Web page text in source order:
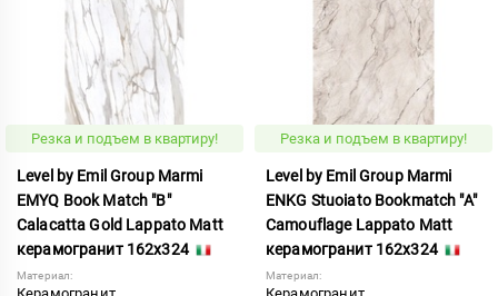
Резка и подъем в квартиру!
Level by Emil Group Marmi
EMYQ Book Match "B"
Calacatta Gold Lappato Matt
керамогранит 162x324
Материал:
Резка и подъем в квартиру!
Level by Emil Group Marmi
ENKG Stuoiato Bookmatch "A"
Camouflage Lappato Matt
керамогранит 162x324
Материал: